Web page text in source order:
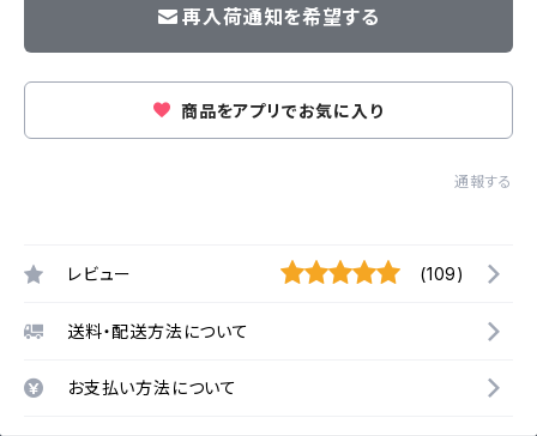
再入荷通知を希望する
商品をアプリでお気に入り
通報する
レビュー (109)
送料・配送方法について
お支払い方法について